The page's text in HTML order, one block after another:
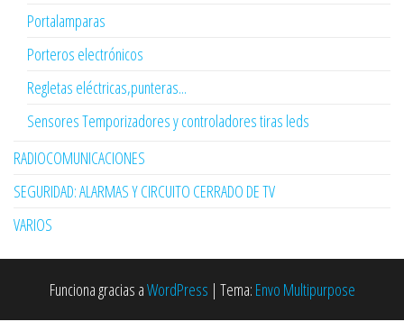
Portalamparas
Porteros electrónicos
Regletas eléctricas,punteras...
Sensores Temporizadores y controladores tiras leds
RADIOCOMUNICACIONES
SEGURIDAD: ALARMAS Y CIRCUITO CERRADO DE TV
VARIOS
Funciona gracias aWordPress | Tema: Envo Multipurpose